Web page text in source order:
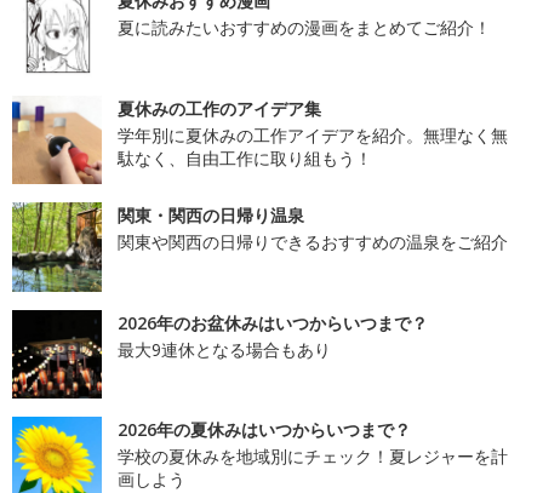
夏に読みたいおすすめの漫画をまとめてご紹介！
夏休みの工作のアイデア集
学年別に夏休みの工作アイデアを紹介。無理なく無
駄なく、自由工作に取り組もう！
関東・関西の日帰り温泉
関東や関西の日帰りできるおすすめの温泉をご紹介
2026年のお盆休みはいつからいつまで？
最大9連休となる場合もあり
2026年の夏休みはいつからいつまで？
学校の夏休みを地域別にチェック！夏レジャーを計
画しよう